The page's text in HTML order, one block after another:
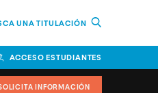
UNA TITULACIÓN
ACCESO ESTUDIANTES
INFORMACIÓN